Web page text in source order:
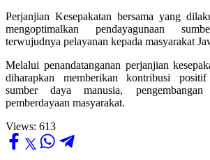
Perjanjian Kesepakatan bersama yang
mengoptimalkan pendayagunaan
terwujudnya pelayanan kepada masyarakat
Melalui penandatanganan perjanjian
diharapkan memberikan kontribusi positif
sumber daya manusia,
pemberdayaan masyarakat.
Views: 613